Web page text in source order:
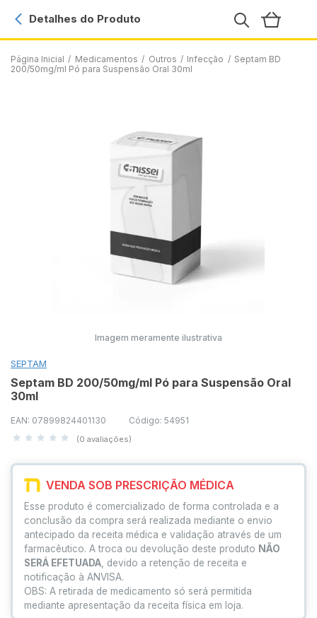
Página Inicial / Medicamentos / Outros / Infecção / Septam BD
200/50mg/ml Pó para Suspensão Oral 30ml
Detalhes do Produto
Imagem meramente ilustrativa
SEPTAM
Septam BD 200/50mg/ml Pó para Suspensão Oral
30ml
EAN: 07899824401130 Código: 54951
(0 avaliações)
VENDA SOB PRESCRIÇÃO MÉDICA
Esse produto é comercializado de forma controlada e a
conclusão da compra será realizada mediante o envio
antecipado da receita médica e validação através de um
farmacêutico. A troca ou devolução deste produto NÃO
SERÁ EFETUADA , devido a retenção de receita e
notificação à ANVISA.
OBS: A retirada de medicamento só será permitida
mediante apresentação da receita física em loja.